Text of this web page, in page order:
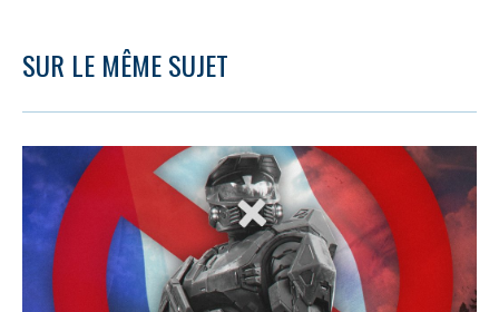
SUR LE MÊME SUJET